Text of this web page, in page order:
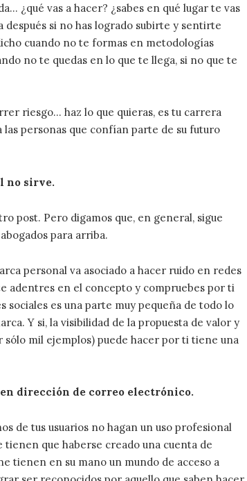
¿qué vas a hacer? ¿sabes en qué lugar te vas
después si no has logrado subirte y sentirte
cuando no te formas en metodologías
no te quedas en lo que te llega, si no que te
riesgo… haz lo que quieras, es tu carrera
personas que confían parte de su futuro
no sirve.
post. Pero digamos que, en general, sigue
para arriba.
personal va asociado a hacer ruido en redes
adentres en el concepto y compruebes por ti
sociales es una parte muy pequeña de todo lo
Y si, la visibilidad de la propuesta de valor y
mil ejemplos) puede hacer por ti tiene una
dirección de correo electrónico.
de tus usuarios no hagan un uso profesional
que haberse creado una cuenta de
tienen en su mano un mundo de acceso a